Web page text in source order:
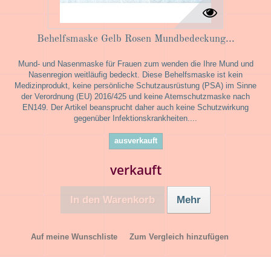
Behelfsmaske Gelb Rosen Mundbedeckung...
Mund- und Nasenmaske für Frauen zum wenden die Ihre Mund und
Nasenregion weitläufig bedeckt. Diese Behelfsmaske ist kein
Medizinprodukt, keine persönliche Schutzausrüstung (PSA) im Sinne
der Verordnung (EU) 2016/425 und keine Atemschutzmaske nach
EN149. Der Artikel beansprucht daher auch keine Schutzwirkung
gegenüber Infektionskrankheiten....
ausverkauft
verkauft
In den Warenkorb Mehr
Auf meine Wunschliste Zum Vergleich hinzufügen